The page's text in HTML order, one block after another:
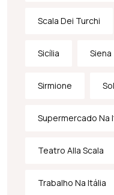
Scala Dei Turchi
Sicília Siena
Sirmione
Supermercado Na
Teatro Alla Scala
Trabalho Na Itália